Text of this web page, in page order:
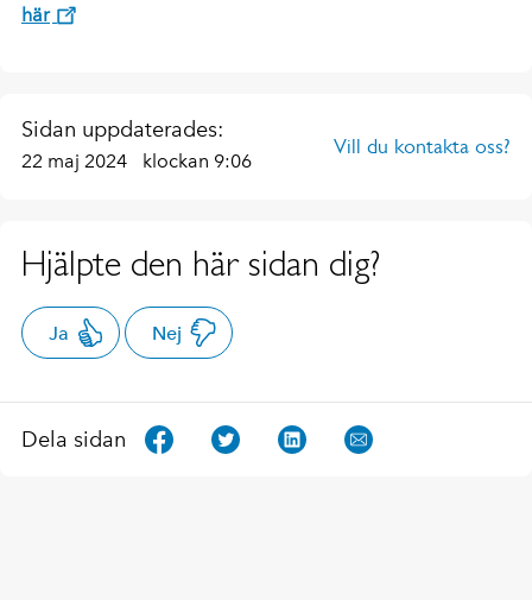
här
Sidan uppdaterades:
22 maj 2024 klockan 9:06
Vill du kontakta oss?
Hjälpte den här sidan dig?
Ja Nej
Dela sidan